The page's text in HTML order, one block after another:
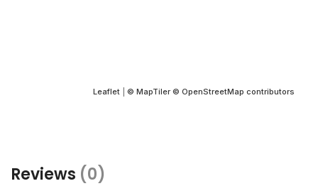
Leaflet © MapTiler © OpenStreetMap contributors
Reviews (0)